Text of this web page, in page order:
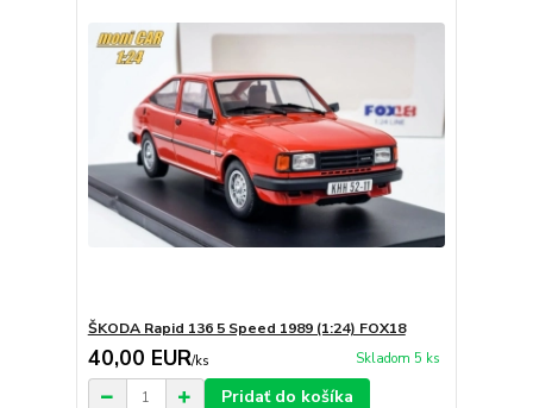
ŠKODA Rapid 136 5 Speed 1989 (1:24) FOX18
40,00 EUR/ks Skladom 5 ks
Pridať do košíka